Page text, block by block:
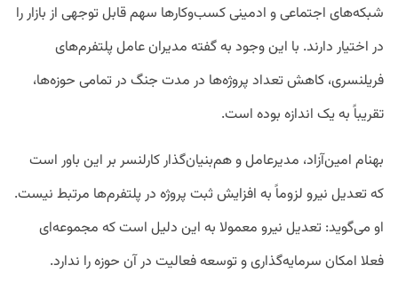
شبکه‌های اجتماعی و ادمینی کسب‌وکارها سهم قابل توجهی از بازار را
در اختیار دارند. با این وجود به گفته مدیران عامل پلتفرم‌های
فریلنسری، کاهش تعداد پروژه‌ها در مدت جنگ در تمامی حوزه‌ها،
تقریباً به یک اندازه بوده است.
بهنام امین‌آزاد، مدیرعامل و هم‌بنیان‌گذار کارلنسر بر این باور است
که تعدیل نیرو لزوماً به افزایش ثبت پروژه در پلتفرم‌ها مرتبط نیست.
او می‌گوید: تعدیل نیرو معمولا به این دلیل است که مجموعه‌ای
فعلا امکان سرمایه‌گذاری و توسعه فعالیت در آن حوزه را ندارد.